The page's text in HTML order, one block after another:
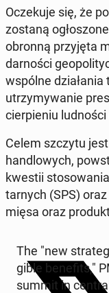
Oczeku­je się, że
zostaną
obronną przyję­ta
darnoś­ci
wspólne dzi­ała­nia
utrzymy­wanie
cier­pi­e­niu
Celem szczytu
hand­lowych,
kwestii
tarnych (SPS)
mięsa oraz
The "new
gi­ble ben­e­fits,"
summit in